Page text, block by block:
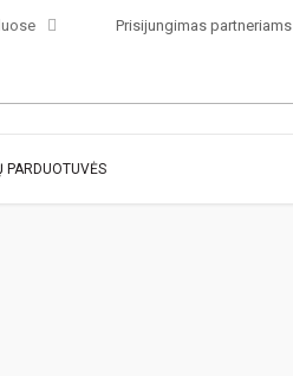
Prisijungimas partneriams
PARDUOTUVĖS